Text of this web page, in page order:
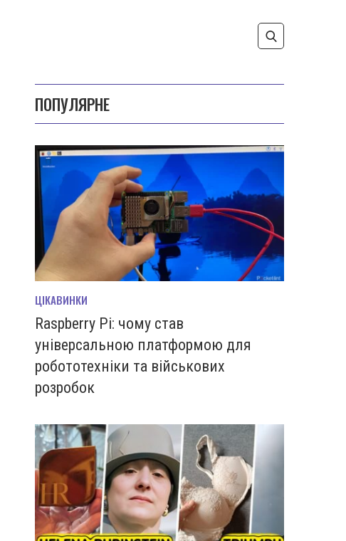
ПОПУЛЯРНЕ
ЦІКАВИНКИ
Raspberry Pi: чому став
універсальною платформою для
робототехніки та військових
розробок